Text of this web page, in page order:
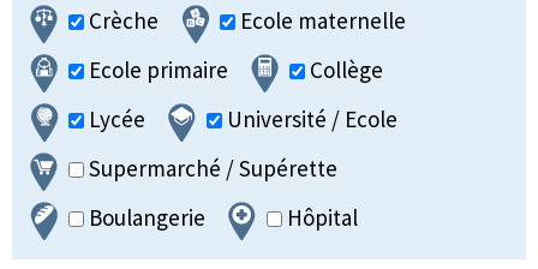
Crèche
Ecole maternelle
Ecole primaire
Collège
Lycée
Université / Ecole
Supermarché / Supérette
Boulangerie
Hôpital